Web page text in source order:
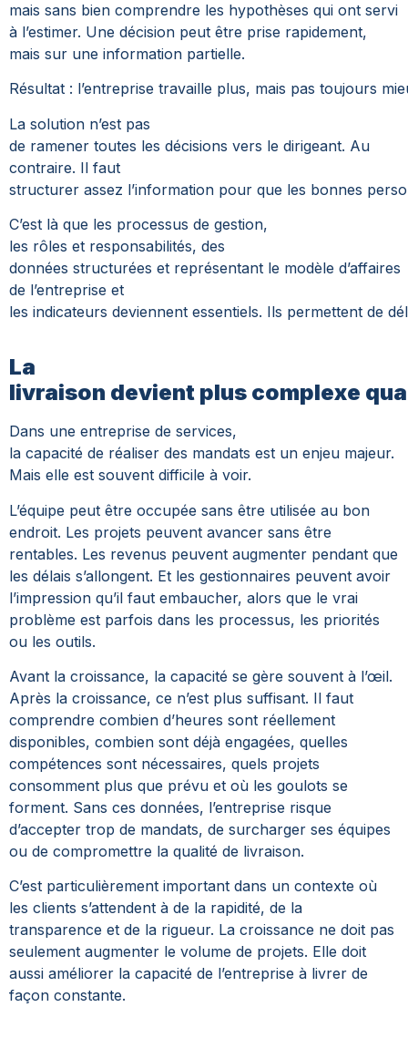
mais sans bien comprendre les hypothèses qui ont servi
à l’estimer. Une décision peut être prise rapidement,
mais sur une information partielle.
Résultat : l’entreprise travaille plus, mais pas toujours
La solution n’est pas
de ramener toutes les décisions vers le dirigeant. Au
contraire. Il faut
structurer assez l’information pour que les bonnes
C’est là que les processus de gestion,
les rôles et responsabilités, des
données structurées et représentant le modèle d’affaires
de l’entreprise et
les indicateurs deviennent essentiels. Ils permettent de
La
livraison devient plus complexe
Dans une entreprise de services,
la capacité de réaliser des mandats est un enjeu majeur.
Mais elle est souvent difficile à voir.
L’équipe peut être occupée sans être utilisée au bon
endroit. Les projets peuvent avancer sans être
rentables. Les revenus peuvent augmenter pendant que
les délais s’allongent. Et les gestionnaires peuvent avoir
l’impression qu’il faut embaucher, alors que le vrai
problème est parfois dans les processus, les priorités
ou les outils.
Avant la croissance, la capacité se gère souvent à l’œil.
Après la croissance, ce n’est plus suffisant. Il faut
comprendre combien d’heures sont réellement
disponibles, combien sont déjà engagées, quelles
compétences sont nécessaires, quels projets
consomment plus que prévu et où les goulots se
forment. Sans ces données, l’entreprise risque
d’accepter trop de mandats, de surcharger ses équipes
ou de compromettre la qualité de livraison.
C’est particulièrement important dans un contexte où
les clients s’attendent à de la rapidité, de la
transparence et de la rigueur. La croissance ne doit pas
seulement augmenter le volume de projets. Elle doit
aussi améliorer la capacité de l’entreprise à livrer de
façon constante.